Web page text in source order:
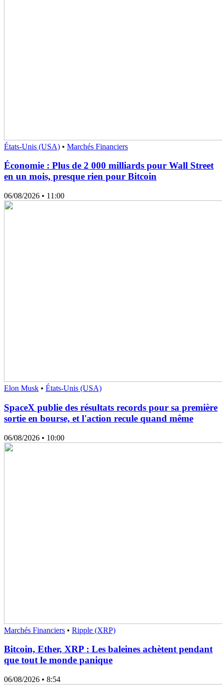
États-Unis (USA) • Marchés Financiers
Économie : Plus de 2 000 milliards pour Wall Street
en un mois, presque rien pour Bitcoin
06/08/2026 • 11:00
Elon Musk • États-Unis (USA)
SpaceX publie des résultats records pour sa première
sortie en bourse, et l'action recule quand même
06/08/2026 • 10:00
Marchés Financiers • Ripple (XRP)
Bitcoin, Ether, XRP : Les baleines achètent pendant
que tout le monde panique
06/08/2026 • 8:54